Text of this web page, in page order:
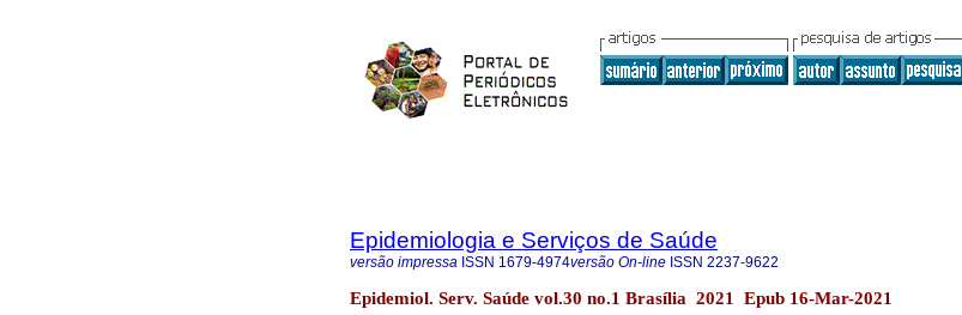
Epidemiologia e Serviços de Saúde
versão impressa ISSN 1679-4974versão On-line ISSN 2237-9622
Epidemiol. Serv. Saúde vol.30 no.1 Brasília 2021 Epub 16-Mar-2021